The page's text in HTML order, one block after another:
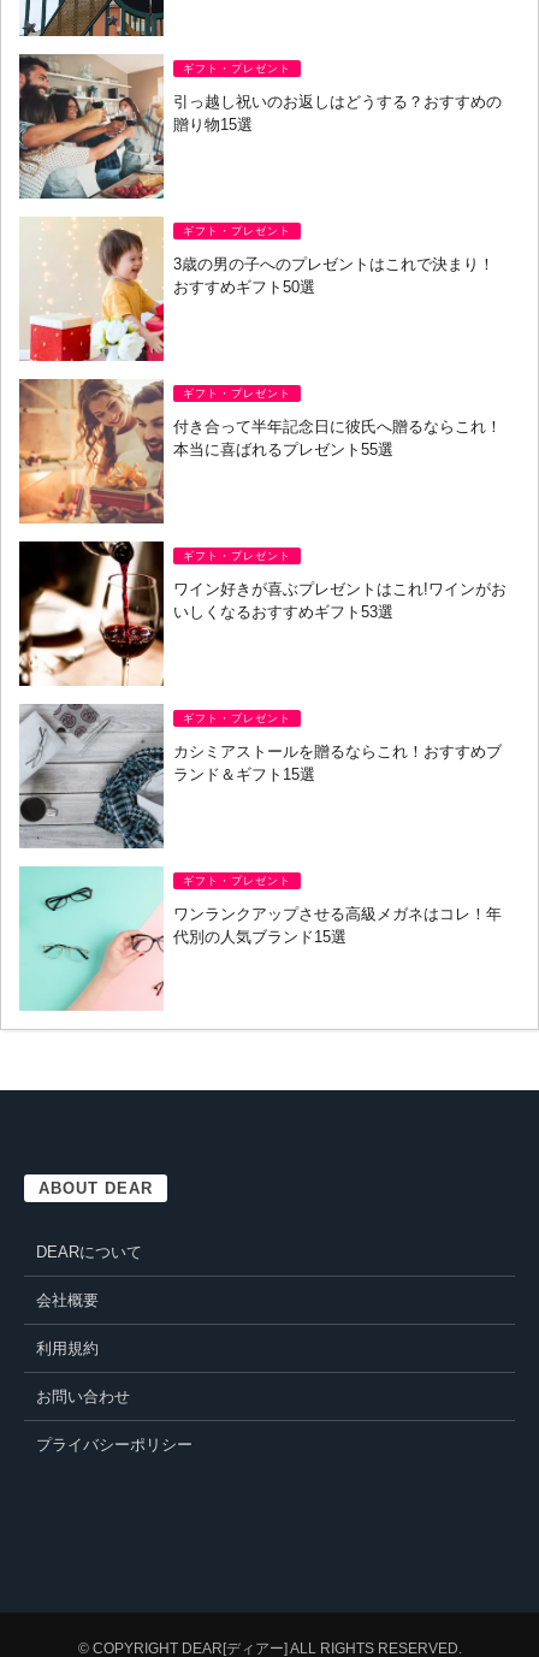
ギフト・プレゼント
引っ越し祝いのお返しはどうする？おすすめの
贈り物15選
ギフト・プレゼント
3歳の男の子へのプレゼントはこれで決まり！
おすすめギフト50選
ギフト・プレゼント
付き合って半年記念日に彼氏へ贈るならこれ！
本当に喜ばれるプレゼント55選
ギフト・プレゼント
ワイン好きが喜ぶプレゼントはこれ!ワインがお
いしくなるおすすめギフト53選
ギフト・プレゼント
カシミアストールを贈るならこれ！おすすめブ
ランド＆ギフト15選
ギフト・プレゼント
ワンランクアップさせる高級メガネはコレ！年
代別の人気ブランド15選
ABOUT DEAR
DEARについて
会社概要
利用規約
お問い合わせ
プライバシーポリシー
© COPYRIGHT DEAR[ディアー] ALL RIGHTS RESERVED.